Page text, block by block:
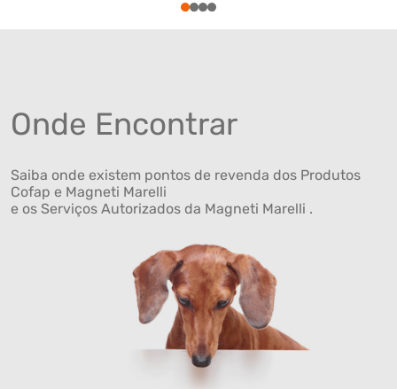
1234
Onde Encontrar
Saiba onde existem pontos de revenda dos Produtos
Cofap e Magneti Marelli
e os Serviços Autorizados da Magneti Marelli .